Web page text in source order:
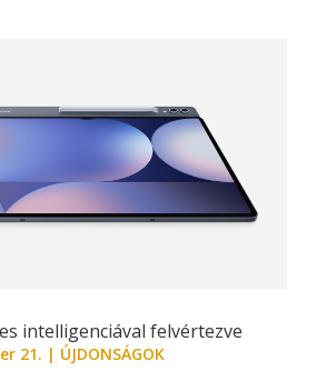
intelligenciával felvértezve
21. | ÚJDONSÁGOK